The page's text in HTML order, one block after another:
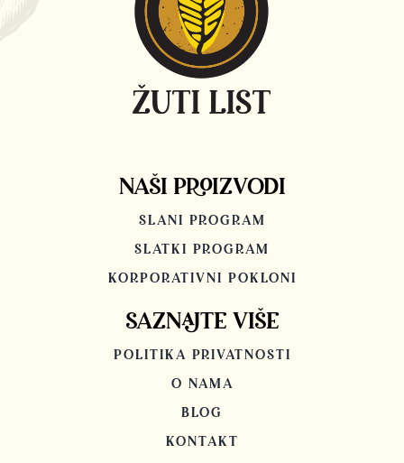
NAŠI PROIZVODI
SLANI PROGRAM
SLATKI PROGRAM
KORPORATIVNI POKLONI
SAZNAJTE VIŠE
POLITIKA PRIVATNOSTI
O NAMA
BLOG
KONTAKT